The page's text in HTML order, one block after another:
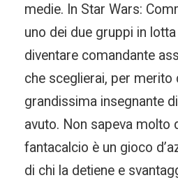
medie. In Star Wars:
uno dei due gruppi in
diventare comandante
che sceglierai, per merito
grandissima insegnante
avuto. Non sapeva molto
fantacalcio è un gioco
di chi la detiene e